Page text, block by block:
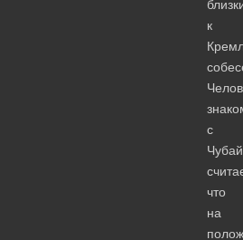
к
с
что
на